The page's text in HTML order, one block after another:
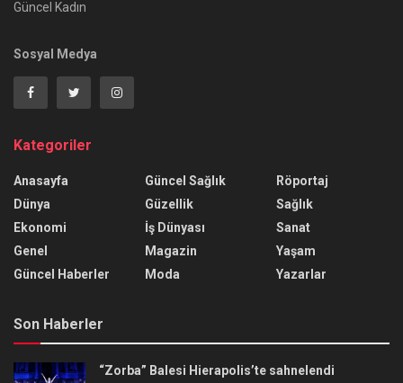
Güncel Kadın
Sosyal Medya
Kategoriler
Anasayfa
Dünya
Ekonomi
Genel
Güncel Haberler
Güncel Sağlık
Güzellik
İş Dünyası
Magazin
Moda
Röportaj
Sağlık
Sanat
Yaşam
Yazarlar
Son Haberler
“Zorba” Balesi Hierapolis’te sahnelendi